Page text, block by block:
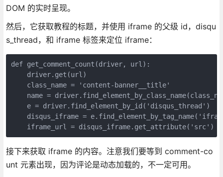
DOM 的实时呈现。
然后，它获取教程的标题，并使用 iframe 的父级 id，disqu
s_thread，和 iframe 标签来定位 iframe：
def get_comment_count(driver, url):
    driver.get(url)
    class_name = 'content-banner__title'
name =
    e = driver.find_element_by_id('disqus_thread')
disqus_iframe =
    iframe_url = disqus_iframe.get_attribute('src')
接下来获取 iframe 的内容。注意我们要等到 comment-co
unt 元素出现，因为评论是动态加载的，不一定可用。